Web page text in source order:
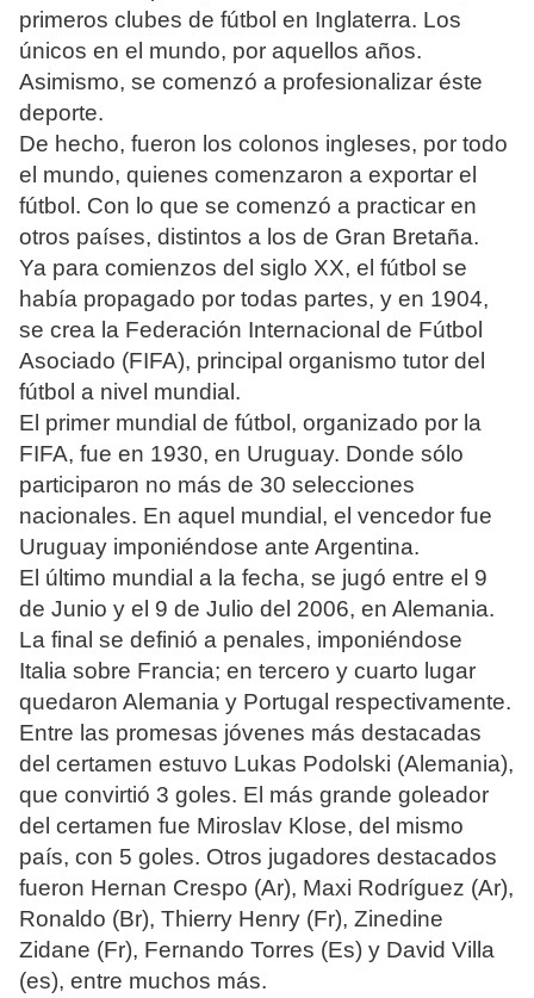
primeros clubes de fútbol en Inglaterra. Los
únicos en el mundo, por aquellos años.
Asimismo, se comenzó a profesionalizar éste
deporte.
De hecho, fueron los colonos ingleses, por todo
el mundo, quienes comenzaron a exportar el
fútbol. Con lo que se comenzó a practicar en
otros países, distintos a los de Gran Bretaña.
Ya para comienzos del siglo XX, el fútbol se
había propagado por todas partes, y en 1904,
se crea la Federación Internacional de Fútbol
Asociado (FIFA), principal organismo tutor del
fútbol a nivel mundial.
El primer mundial de fútbol, organizado por la
FIFA, fue en 1930, en Uruguay. Donde sólo
participaron no más de 30 selecciones
nacionales. En aquel mundial, el vencedor fue
Uruguay imponiéndose ante Argentina.
El último mundial a la fecha, se jugó entre el 9
de Junio y el 9 de Julio del 2006, en Alemania.
La final se definió a penales, imponiéndose
Italia sobre Francia; en tercero y cuarto lugar
quedaron Alemania y Portugal respectivamente.
Entre las promesas jóvenes más destacadas
del certamen estuvo Lukas Podolski (Alemania),
que convirtió 3 goles. El más grande goleador
del certamen fue Miroslav Klose, del mismo
país, con 5 goles. Otros jugadores destacados
fueron Hernan Crespo (Ar), Maxi Rodríguez (Ar),
Ronaldo (Br), Thierry Henry (Fr), Zinedine
Zidane (Fr), Fernando Torres (Es) y David Villa
(es), entre muchos más.